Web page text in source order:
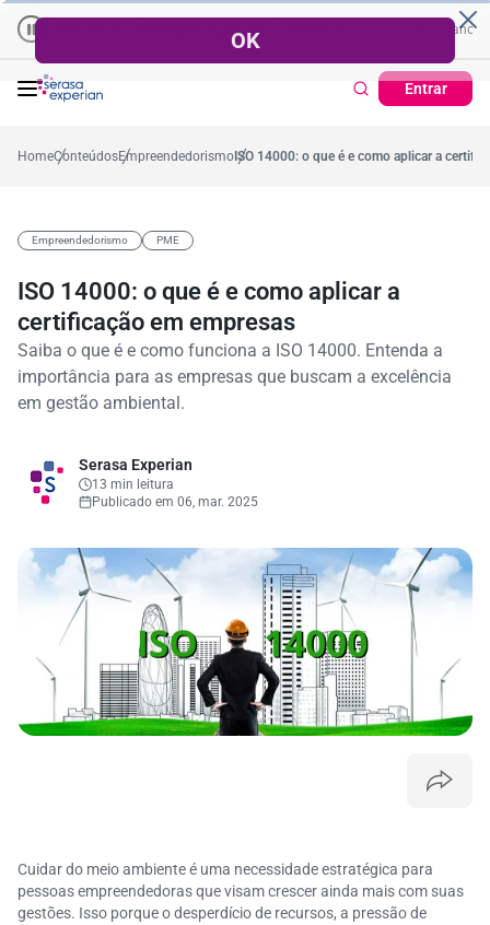
| Recuperação de Crédito 38,7%
Entrar
57,2% Cartão de Crédito | Cadastro
HomeConteúdosEmpreendedorismo ISO 14000: o que é e como aplicar a
Empreendedorismo PME
ISO 14000: o que é e como aplicar a
certificação em empresas
Saiba o que é e como funciona a ISO 14000. Entenda a
importância para as empresas que buscam a excelência
em gestão ambiental.
Serasa Experian
13 min leitura
Publicado em 06, mar. 2025
Cuidar do meio ambiente é uma necessidade estratégica para
pessoas empreendedoras que visam crescer ainda mais com suas
gestões. Isso porque o desperdício de recursos, a pressão de